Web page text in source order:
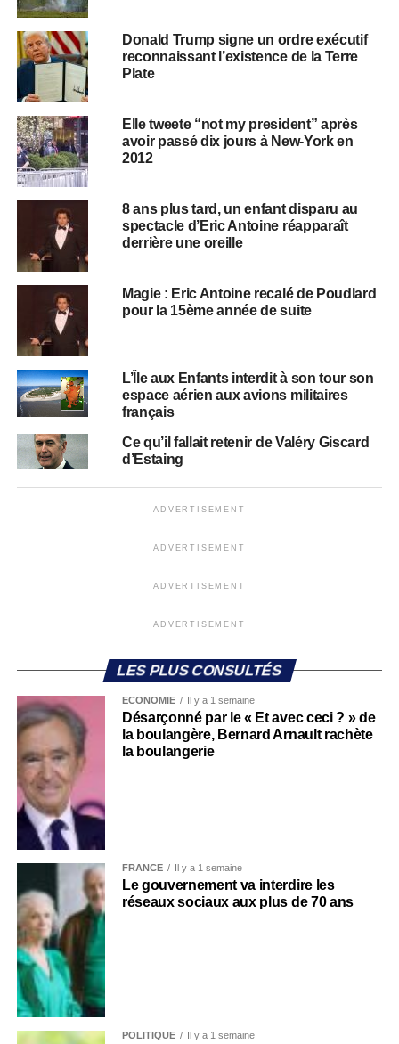
Donald Trump signe un ordre exécutif
reconnaissant l’existence de la Terre
Plate
Elle tweete “not my president” après
avoir passé dix jours à New-York en
2012
8 ans plus tard, un enfant disparu au
spectacle d’Eric Antoine réapparaît
derrière une oreille
Magie : Eric Antoine recalé de Poudlard
pour la 15ème année de suite
L’Île aux Enfants interdit à son tour son
espace aérien aux avions militaires
français
Ce qu’il fallait retenir de Valéry Giscard
d’Estaing
ADVERTISEMENT
ADVERTISEMENT
ADVERTISEMENT
ADVERTISEMENT
LES PLUS CONSULTÉS
ECONOMIE Il y a 1 semaine
Désarçonné par le « Et avec ceci ? » de
la boulangère, Bernard Arnault rachète
la boulangerie
FRANCE Il y a 1 semaine
Le gouvernement va interdire les
réseaux sociaux aux plus de 70 ans
POLITIQUE Il y a 1 semaine